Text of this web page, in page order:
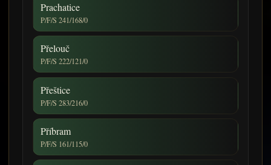
Prachatice
P/F/S 241/168/0
Přelouč
P/F/S 222/121/0
Přeštice
P/F/S 283/216/0
Příbram
P/F/S 161/115/0